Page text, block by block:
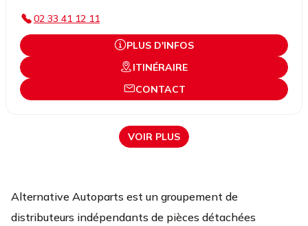
02 33 41 12 11
PLUS D'INFOS
ITINÉRAIRE
CONTACT
VOIR PLUS
Alternative Autoparts est un groupement de
distributeurs indépendants de pièces détachées